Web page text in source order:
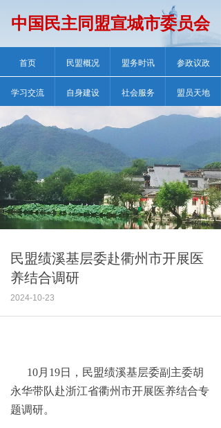
中国民主同盟宣城市委员会
首页 民盟概况 盟务时讯 参政议政
学习交流 自身建设 社会服务 盟员天地
民盟绩溪基层委赴衢州市开展医
养结合调研
2024-10-23
10月19日，民盟绩溪基层委副主委胡
永华带队赴浙江省衢州市开展医养结合专
题调研。